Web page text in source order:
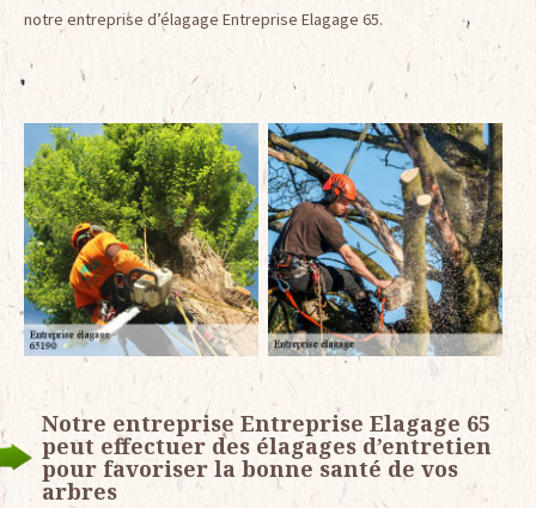
notre entreprise d’élagage Entreprise Elagage 65.
Notre entreprise Entreprise Elagage 65
peut effectuer des élagages d’entretien
pour favoriser la bonne santé de vos
arbres